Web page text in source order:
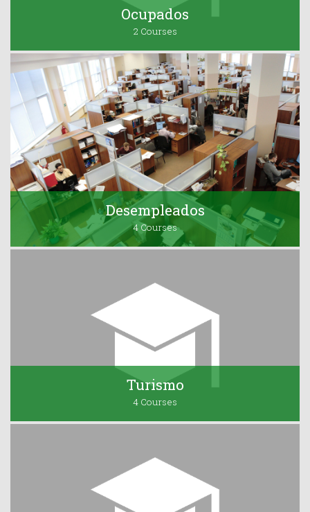
Ocupados
2 Courses
Desempleados
4 Courses
Turismo
4 Courses